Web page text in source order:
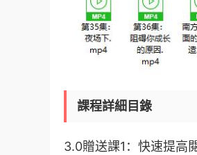
課程詳細目錄
3.0贈送課1：快速提高